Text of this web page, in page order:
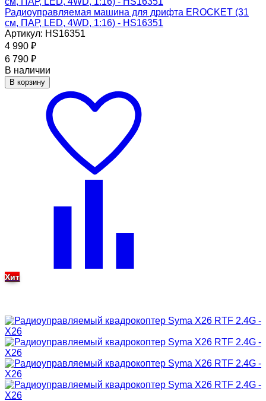
Радиоуправляемая машина для дрифта EROCKET (31
см, ПАР, LED, 4WD, 1:16) - HS16351
Артикул: HS16351
4 990 ₽
6 790 ₽
В наличии
В корзину
Хит